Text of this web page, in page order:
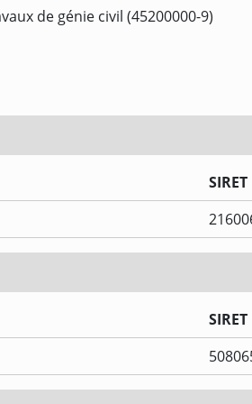
de génie civil (45200000-9)
SIRET
SIRET